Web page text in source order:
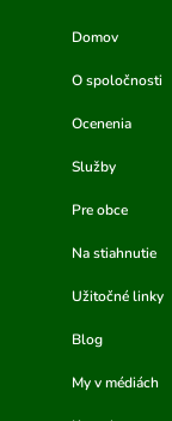
Domov
O spoločnosti
Ocenenia
Služby
Pre obce
Na stiahnutie
Užitočné linky
Blog
My v médiách